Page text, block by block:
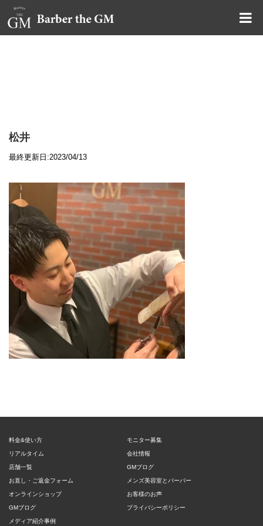
松井
最終更新日:2023/04/13
料金&使い方
リアルタイム
店舗一覧
お直し・ご返金フォーム
オンラインショップ
GMブログ
メディア紹介事例
モニター募集
会社情報
GMブログ
メンズ美容室とバーバー
お客様のお声
プライバシーポリシー